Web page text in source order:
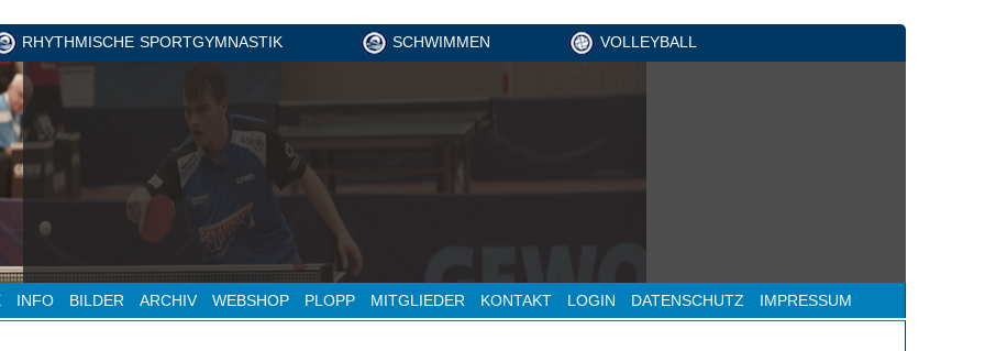
RHYTHMISCHE SPORTGYMNASTIK SCHWIMMEN VOLLEYBALL
INFO BILDER ARCHIV WEBSHOP PLOPP MITGLIEDER KONTAKT LOGIN DATENSCHUTZ IMPRESSUM